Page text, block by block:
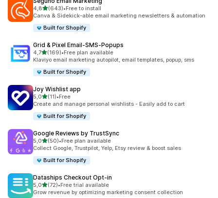
4,8z 5 hvězd
(643)
Celkový počet recenzí: 643
•Free to install
Canva & Sidekick-able email marketing newsletters & automation
Built for Shopify
Grid & Pixel Email‑SMS‑Popups
4,7z 5 hvězd
(169)
Celkový počet recenzí: 169
•Free plan available
Klaviyo email marketing autopilot, email templates, popup, sms
Built for Shopify
Joy Wishlist app
5,0z 5 hvězd
(11)
Celkový počet recenzí: 11
•Free
Create and manage personal wishlists - Easily add to cart
Built for Shopify
Google Reviews by TrustSync
5,0z 5 hvězd
(50)
Celkový počet recenzí: 50
•Free plan available
Collect Google, Trustpilot, Yelp, Etsy review & boost sales
Built for Shopify
Dataships Checkout Opt‑in
5,0z 5 hvězd
(72)
Celkový počet recenzí: 72
•Free trial available
Grow revenue by optimizing marketing consent collection